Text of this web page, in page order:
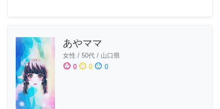
あやママ
女性 / 50代 / 山口県
sentiment_satisfied 0 sentiment_neutral 0 sentiment_dissatisfied 0